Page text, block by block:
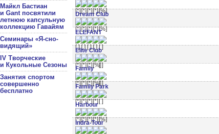
Майкл Бастиан
и Gant посвятили
летнюю капсульную
коллекцию Гавайям
Семинары «Я-сно-
видящий»
IV Творческие
и Кукольные Сезоны
Занятия спортом
совершенно
бесплатно
Dream Club
ELEFANT
Elite Club
Family
Family Park
Harbour
Indra-Tour